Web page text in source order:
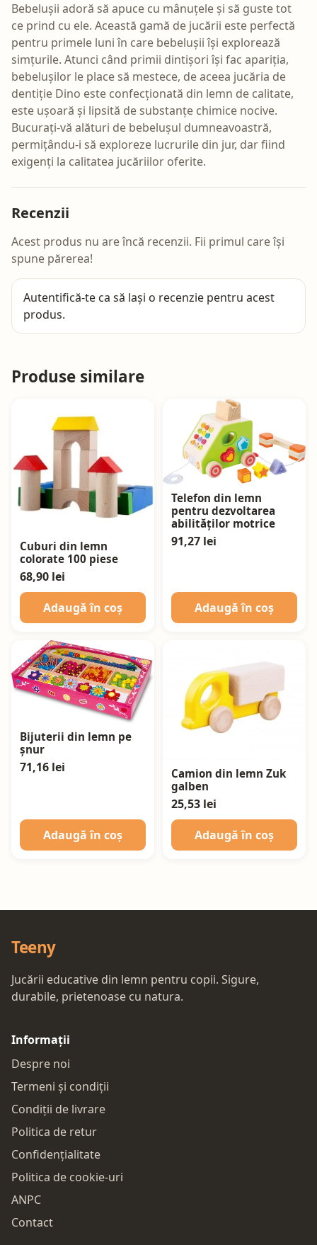
Bebelușii adoră să apuce cu mânuțele și să guste tot
ce prind cu ele. Această gamă de jucării este perfectă
pentru primele luni în care bebelușii își explorează
simțurile. Atunci când primii dintișori își fac apariția,
bebelușilor le place să mestece, de aceea jucăria de
dentiție Dino este confecționată din lemn de calitate,
este ușoară și lipsită de substanțe chimice nocive.
Bucurați-vă alături de bebelușul dumneavoastră,
permițându-i să exploreze lucrurile din jur, dar fiind
exigenți la calitatea jucăriilor oferite.
Recenzii
Acest produs nu are încă recenzii. Fii primul care își
spune părerea!
Autentifică-te ca să lași o recenzie pentru acest
produs.
Produse similare
Cuburi din lemn
colorate 100 piese
68,90 lei
Adaugă în coș
Telefon din lemn
pentru dezvoltarea
abilităților motrice
91,27 lei
Adaugă în coș
Bijuterii din lemn pe
șnur
71,16 lei
Adaugă în coș
Camion din lemn Zuk
galben
25,53 lei
Adaugă în coș
Teeny
Jucării educative din lemn pentru copii. Sigure,
durabile, prietenoase cu natura.
Informații
Despre noi
Termeni și condiții
Condiții de livrare
Politica de retur
Confidențialitate
Politica de cookie-uri
ANPC
Contact